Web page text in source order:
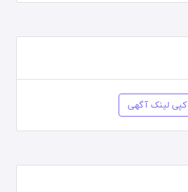
کپی لینک آگهی